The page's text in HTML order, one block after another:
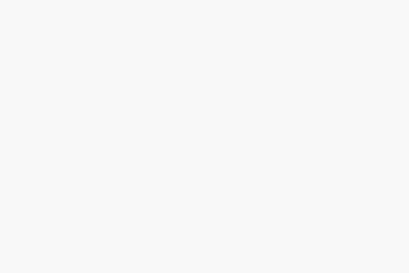
Öffnungszeiten und Informationen zu
erfolgt sind.
Raum werden aufgegriffen.